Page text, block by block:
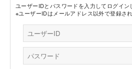
ユーザーIDとパスワードを入力してログイン
※ユーザーIDはメールアドレス以外で登録さ